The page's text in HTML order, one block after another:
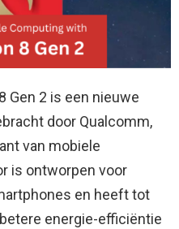
Gen 2 is een nieuwe
door Qualcomm,
van mobiele
is ontworpen voor
en heeft tot
energie-efficiëntie